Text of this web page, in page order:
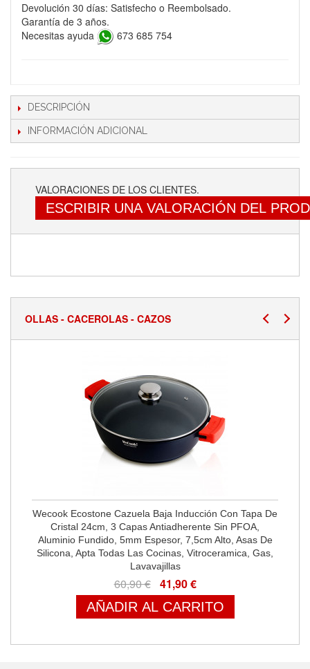
Devolución 30 días: Satisfecho o Reembolsado.
Garantía de 3 años.
Necesitas ayuda
673 685 754
DESCRIPCIÓN
INFORMACIÓN ADICIONAL
VALORACIONES DE LOS CLIENTES.
ESCRIBIR UNA VALORACIÓN DEL
OLLAS - CACEROLAS - CAZOS
Wecook Ecostone Cazuela Baja Inducción Con Tapa De
Cristal 24cm, 3 Capas Antiadherente Sin PFOA,
Aluminio Fundido, 5mm Espesor, 7,5cm Alto, Asas De
Silicona, Apta Todas Las Cocinas, Vitroceramica, Gas,
Lavavajillas
60,90 € 41,90 €
AÑADIR AL CARRITO